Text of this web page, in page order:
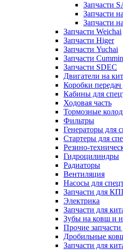
Запчасти
Запчасти
Запчасти
Запчасти Weichai
Запчасти Higer
Запчасти Yuchai
Запчасти
Запчасти SDEC
Двигатели на
Коробки
Кабины для
Ходовая часть
Тормозные
Фильтры
Генераторы для
Стартеры для
Резино-
Гидроцилиндры
Радиаторы
Вентиляция
Насосы для
Запчасти для
Электрика
Запчасти для
Зубы на ковш и
Прочие
Дробильные
Запчасти для